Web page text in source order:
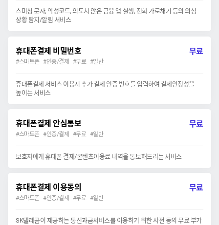
스미싱 문자, 악성코드, 의도치 않은 금융 앱 실행, 전화 가로채기 등의 의심
상황 탐지/알림 서비스
휴대폰결제 비밀번호 무료
#스마트폰 #인증/결제 #무료 #일반
휴대폰결제 서비스 이용시 추가 결제 인증 번호를 입력하여 결제안정성을
높이는 서비스
휴대폰결제 안심통보 무료
#스마트폰 #인증/결제 #무료 #일반
보호자에게 휴대폰 결제/콘텐츠이용료 내역을 통보해드리는 서비스
휴대폰결제 이용동의 무료
#스마트폰 #인증/결제 #무료 #일반
SK텔레콤이 제공하는 통신과금서비스를 이용하기 위한 사전 동의 무료 부가